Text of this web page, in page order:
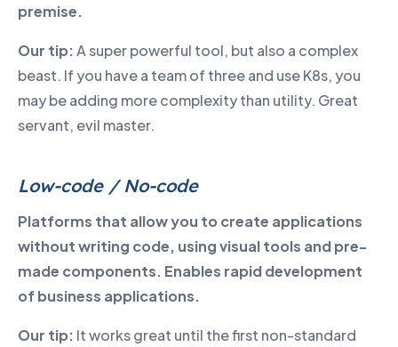
premise.
Our tip:A super powerful tool, but also a complex
beast. If you have a team of three and use K8s, you
may be adding more complexity than utility. Great
servant, evil master.
Low-code / No-code
Platforms that allow you to create applications
without writing code, using visual tools and pre-
made components. Enables rapid development
of business applications.
Our tip: It works great until the first non-standard